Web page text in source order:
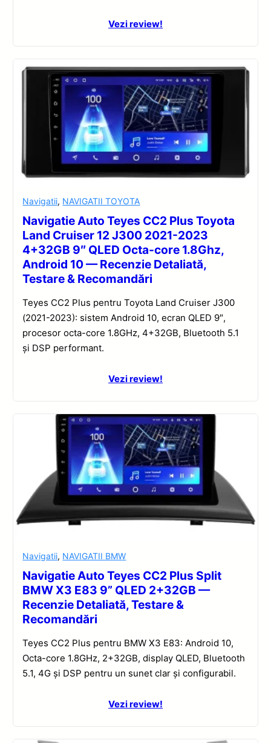
Vezi review!
Navigatii, NAVIGATII TOYOTA
Navigatie Auto Teyes CC2 Plus Toyota
Land Cruiser 12 J300 2021-2023
4+32GB 9″ QLED Octa-core 1.8Ghz,
Android 10 — Recenzie Detaliată,
Testare & Recomandări
Teyes CC2 Plus pentru Toyota Land Cruiser J300
(2021-2023): sistem Android 10, ecran QLED 9″,
procesor octa-core 1.8GHz, 4+32GB, Bluetooth 5.1
și DSP performant.
Vezi review!
Navigatii, NAVIGATII BMW
Navigatie Auto Teyes CC2 Plus Split
BMW X3 E83 9” QLED 2+32GB —
Recenzie Detaliată, Testare &
Recomandări
Teyes CC2 Plus pentru BMW X3 E83: Android 10,
Octa-core 1.8GHz, 2+32GB, display QLED, Bluetooth
5.1, 4G și DSP pentru un sunet clar și configurabil.
Vezi review!